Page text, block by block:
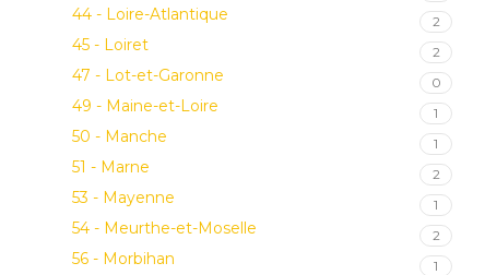
44 - Loire-Atlantique 2
45 - Loiret 2
47 - Lot-et-Garonne 0
49 - Maine-et-Loire 1
50 - Manche 1
51 - Marne 2
53 - Mayenne 1
54 - Meurthe-et-Moselle 2
56 - Morbihan 1